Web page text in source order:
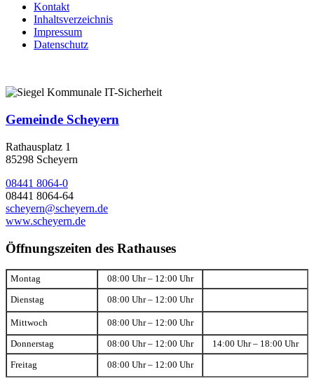
Kontakt
Inhaltsverzeichnis
Impressum
Datenschutz
Gemeinde Scheyern
Rathausplatz 1
85298 Scheyern
08441 8064-0
08441 8064-64
scheyern@scheyern.de
www.scheyern.de
Öffnungszeiten des Rathauses
Montag 08:00 Uhr – 12:00 Uhr
Dienstag 08:00 Uhr – 12:00 Uhr
Mittwoch 08:00 Uhr – 12:00 Uhr
Donnerstag 08:00 Uhr – 12:00 Uhr 14:00 Uhr – 18:00 Uhr
Freitag 08:00 Uhr – 12:00 Uhr